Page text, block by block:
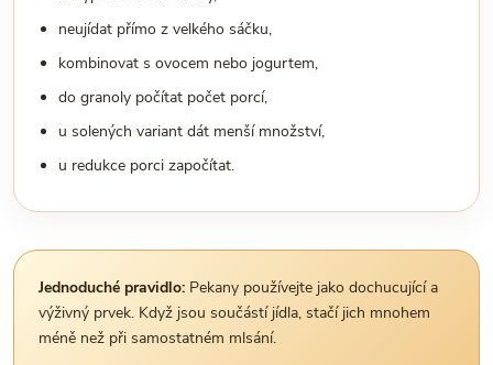
neujídat přímo z velkého sáčku,
kombinovat s ovocem nebo jogurtem,
do granoly počítat počet porcí,
u solených variant dát menší množství,
u redukce porci započítat.
Jednoduché pravidlo: Pekany používejte jako dochucující a
výživný prvek. Když jsou součástí jídla, stačí jich mnohem
méně než při samostatném mlsání.